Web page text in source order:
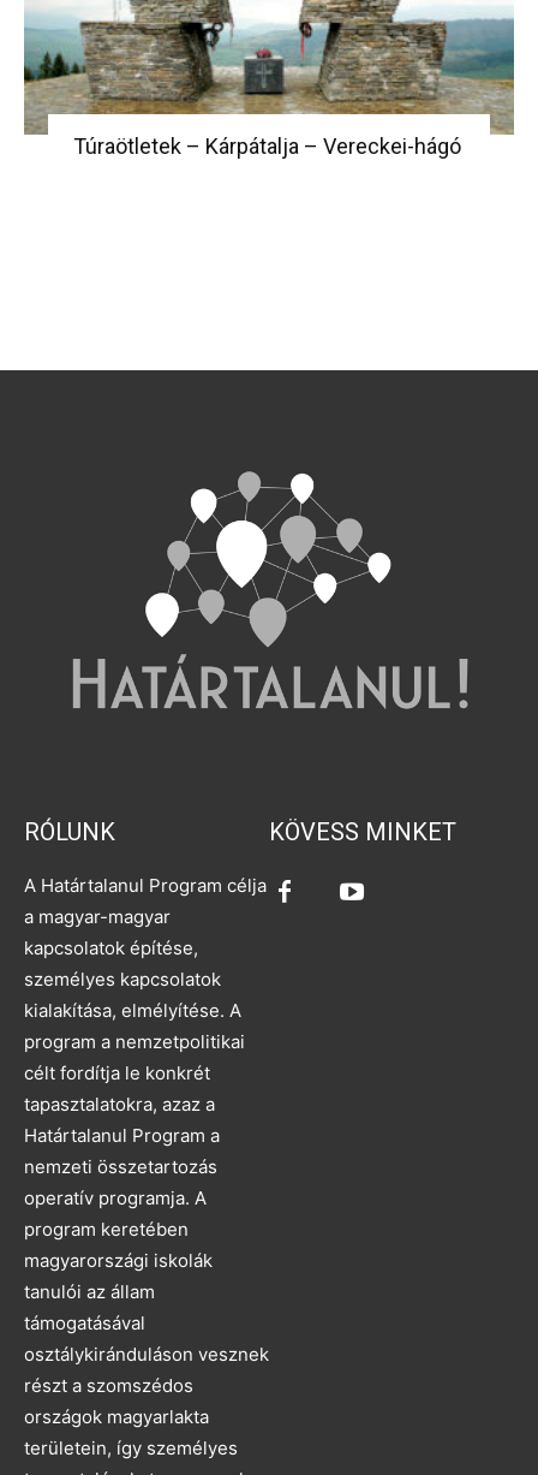
Túraötletek – Kárpátalja – Vereckei-hágó
RÓLUNK
A Határtalanul Program célja
a magyar-magyar
kapcsolatok építése,
személyes kapcsolatok
kialakítása, elmélyítése. A
program a nemzetpolitikai
célt fordítja le konkrét
tapasztalatokra, azaz a
Határtalanul Program a
nemzeti összetartozás
operatív programja. A
program keretében
magyarországi iskolák
tanulói az állam
támogatásával
osztálykiránduláson vesznek
részt a szomszédos
országok magyarlakta
területein, így személyes
KÖVESS MINKET